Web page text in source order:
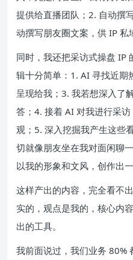
提供给直播团队；2. 自动撰
动撰写朋友圈文案，供 IP 私
同时，我还把采访式操盘 IP
辑十分简单：1. AI 寻找近期
呈现给我；3. 我若想深入了
答；4. 接着 AI 对我进行采
观；5. 深入挖掘我产生这些
切就像朋友坐在我对面闲聊
以我的形象和文风，创作出
这样产出的内容，完全看不
实的，观点是我的，核心内
出的工具。
我前面说过，我们业务 80%